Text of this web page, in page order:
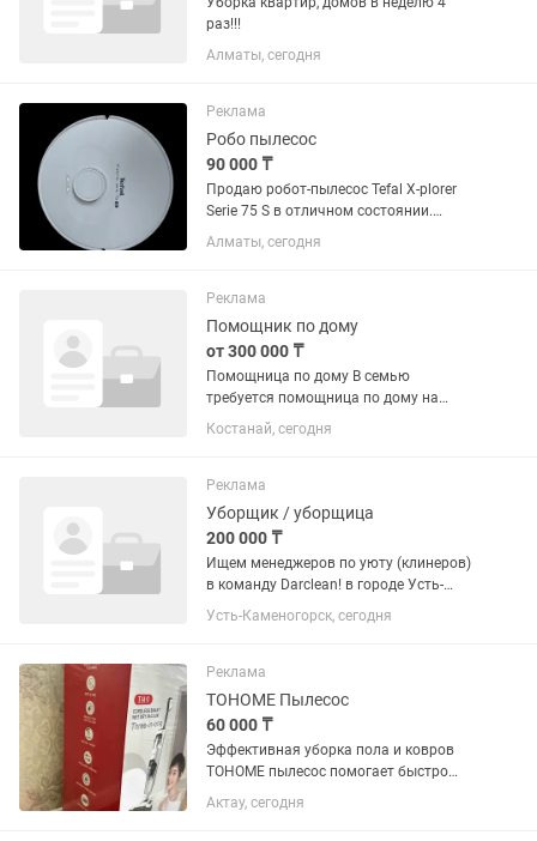
раз!!!
Алматы, сегодня
Реклама
Робо пылесос
90 000 ₸
Продаю робот-пылесос Tefal X-plorer
Serie 75 S в отличном состоянии.
Использовался всего 4-5 раз, почти как
новый! Все работает идеально,
комплекте есть оригинальная...
Алматы, сегодня
Реклама
Помощник по дому
от 300 000 ₸
Помощница по дому В семью
требуется помощница по дому на
постоянную работу. Обязанности: •
Комплексная уборка трехкомнатной
чистоты и порядка. • Стирка,...
Костанай, сегодня
Реклама
Уборщик / уборщица
200 000 ₸
Ищем менеджеров по уюту (клинеров)
в команду Darclean! в городе Усть-
Каменогорск Вы любите чистоту и
хотите работать в стабильной
оборудованием? Мы расширяем штат
и ищем...
Усть-Каменогорск, сегодня
Реклама
TOHOME Пылесос
60 000 ₸
Эффективная уборка пола и ковров
TOHOME пылесос помогает быстро
удалить пыль, песок, волосы, шерсть
животных и мелкий мусор с любых
Актау, сегодня